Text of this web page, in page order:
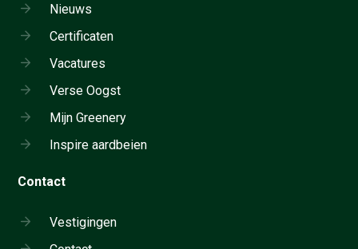
Nieuws
Certificaten
Vacatures
Verse Oogst
Mijn Greenery
Inspire aardbeien
Contact
Vestigingen